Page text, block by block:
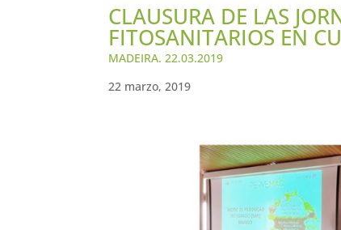
CLAUSURA DE LAS
FITOSANITARIOS EN
MADEIRA. 22.03.2019
22 marzo, 2019